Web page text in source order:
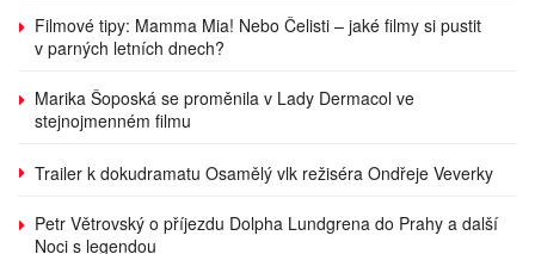
Filmové tipy: Mamma Mia! Nebo Čelisti – jaké filmy si pustit
v parných letních dnech?
Marika Šoposká se proměnila v Lady Dermacol ve
stejnojmenném filmu
Trailer k dokudramatu Osamělý vlk režiséra Ondřeje Veverky
Petr Větrovský o příjezdu Dolpha Lundgrena do Prahy a další
Noci s legendou